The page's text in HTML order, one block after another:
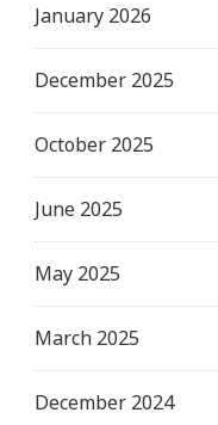
January 2026
December 2025
October 2025
June 2025
May 2025
March 2025
December 2024